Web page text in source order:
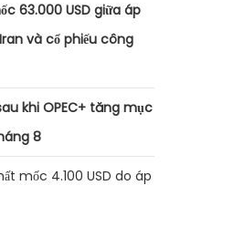
63.000 USD giữa áp
và cổ phiếu công
khi OPEC+ tăng mục
8
mốc 4.100 USD do áp